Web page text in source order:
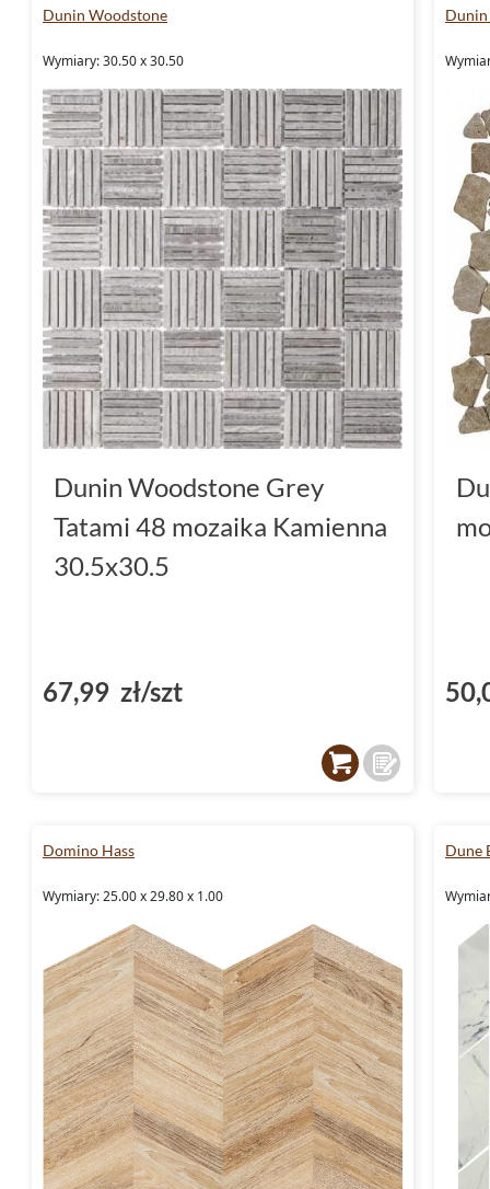
Dunin Woodstone
Wymiary: 30.50 x 30.50
Dunin Woodstone Grey
Tatami 48 mozaika Kamienna
30.5x30.5
67,99 zł/szt
Dunin
Domino Hass
Wymiary: 25.00 x 29.80 x 1.00
Dune